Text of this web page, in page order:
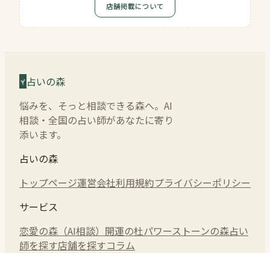
店舗掲載について
占いの森
悩みを、そっと相談できる森へ。AI
相談・全国の占い師があなたに寄り
添います。
占いの森
トップページ運営会社利用規約プライバシーポリシー
サービス
恋愛の森（AI相談） 開運の杜パワーストーンの森占い
師を探す店舗を探すコラム